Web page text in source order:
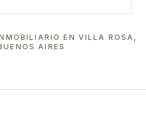
EN VILLA ROSA,
AIRES